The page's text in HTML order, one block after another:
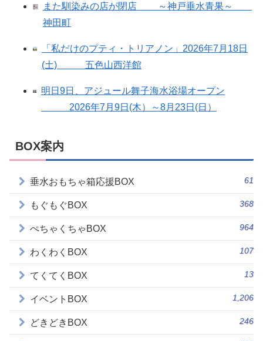
また馴染みの店が閉店 ～神戸垂水青果～
神田町
「私だけのプティ・トリアノン」2026年7月18日
(土) 五色山西洋館
明日9日、アジュール舞子海水浴場オープン
2026年7月9日(木）～8月23日(日）
BOX案内
垂水おもちゃ箱応援BOX 61
もぐもぐBOX 368
ぺちゃくちゃBOX 964
わくわくBOX 107
てくてくBOX 13
イベントBOX 1,206
どきどきBOX 246